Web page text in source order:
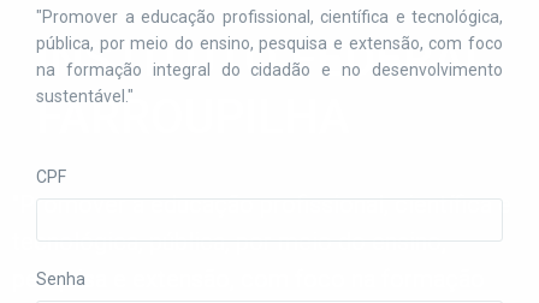
INSTITUTO FEDERAL
FARROUPILHA
"Promover a educação profissional, científica e
tecnológica, pública, por meio do ensino,
pesquisa e extensão, com foco na formação
"Promover a educação profissional, científica e tecnológica,
pública, por meio do ensino, pesquisa e extensão, com foco
na formação integral do cidadão e no desenvolvimento
sustentável."
CPF
Senha